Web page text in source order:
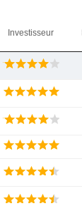
Investisseur